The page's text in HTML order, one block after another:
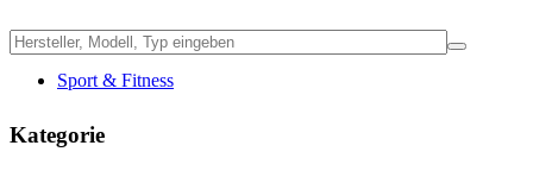
Sport & Fitness
Kategorie